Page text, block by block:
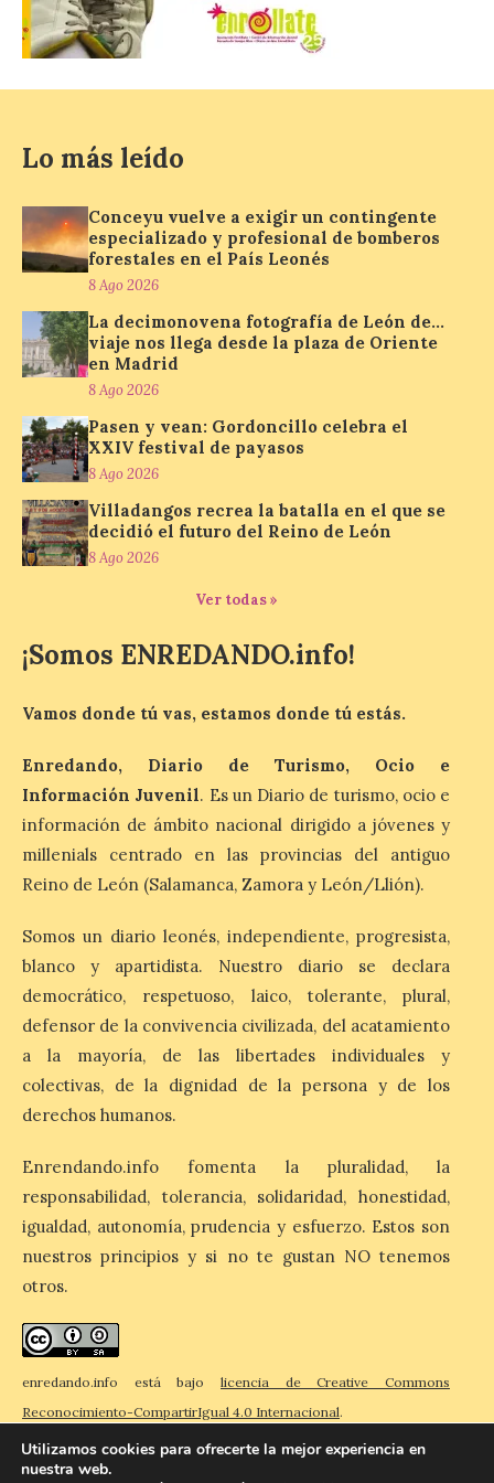
La decimonovena
fotografía de León de…
Madrid
Nueva edición de León
de…viaje. Una iniciativa
organizado por la sección
juvenil de la Asociación
Enróllate, la Asociación
Conceyu País Llionés y el Diario de
Turismo, Ocio e Información para
jóvenes “Enredando.info”. Pilar Aller Aller
Los minerales y sus usos
más comunes centran la
nueva exposición del
Museo de la Siderurgia y
inaugurará el sábado día 8
de agosto a las doce y
durante la ‘Feria de
minerales, rocas y fósiles de Castilla y
León’, podrá visitarse hasta finales del
mes de noviembre, con […]
fiestas con el pregón a
cargo de Arturo Martínez
Matilla
El Ayuntamiento de La
Bañeza designa a Arturo
Martínez Matilla como
2026. Tendrá lugar este
sábado 8 de agosto a las 21,00 horas en el
teatro municipal de La Bañeza. El
comunicador astorgano Arturo Martínez
Matilla, […]
La I Feria de la Cerveza
Artesana de Astorga
arranca con una gran
acogida del público
8 Ago 2026
Lo más leído
Conceyu vuelve a exigir un contingente
especializado y profesional de bomberos
forestales en el País Leonés
8 Ago 2026
La decimonovena fotografía de León de…
viaje nos llega desde la plaza de Oriente
en Madrid
8 Ago 2026
Pasen y vean: Gordoncillo celebra el
XXIV festival de payasos
8 Ago 2026
Villadangos recrea la batalla en el que se
decidió el futuro del Reino de León
8 Ago 2026
Ver todas »
¡Somos ENREDANDO.info!
Vamos donde tú vas, estamos donde tú estás.
Enredando, Diario de Turismo, Ocio e
Información Juvenil. Es un Diario de turismo, ocio e
información de ámbito nacional dirigido a jóvenes y
millenials centrado en las provincias del antiguo
Reino de León (Salamanca, Zamora y León/Llión).
Somos un diario leonés, independiente, progresista,
blanco y apartidista. Nuestro diario se declara
democrático, respetuoso, laico, tolerante, plural,
defensor de la convivencia civilizada, del acatamiento
a la mayoría, de las libertades individuales y
colectivas, de la dignidad de la persona y de los
derechos humanos.
Enrendando.info fomenta la pluralidad, la
responsabilidad, tolerancia, solidaridad, honestidad,
igualdad, autonomía, prudencia y esfuerzo. Estos son
nuestros principios y si no te gustan NO tenemos
otros.
enredando.info está bajo licencia de Creative Commons
Reconocimiento-CompartirIgual 4.0 Internacional.
Utilizamos cookies para ofrecerte la mejor experiencia en
nuestra web.